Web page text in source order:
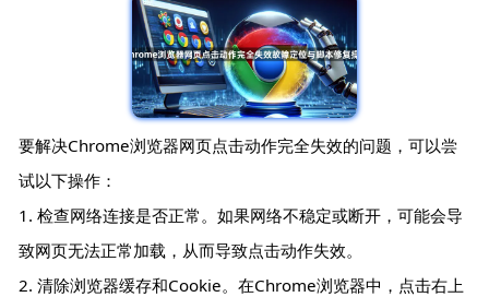
要解决Chrome浏览器网页点击动作完全失效的问题，可以尝
试以下操作：
1. 检查网络连接是否正常。如果网络不稳定或断开，可能会导
致网页无法正常加载，从而导致点击动作失效。
2. 清除浏览器缓存和Cookie。在Chrome浏览器中，点击右上